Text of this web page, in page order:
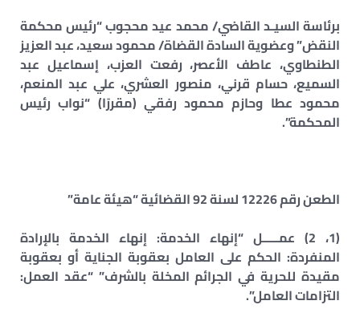
برئاسة السيـد القاضي/ محمد عيد محجوب “رئيس محكمة
النقض” وعضوية السادة القضاة/ محمود سعيد، عبد العزيز
الطنطاوي، عاطف الأعصر، رفعت العزب، إسماعيل عبد
السميع، حسام قرني، منصور العشري، علي عبد المنعم،
محمود عطا وحازم محمود رفقي (مقررًا) “نواب رئيس
المحكمة”.
الطعن رقم 12226 لسنة 92 القضائية “هيئة عامة”
(1، 2) عمـــــل “إنهاء الخدمة: إنهاء الخدمة بالإرادة
المنفردة: الحكم على العامل بعقوبة الجناية أو بعقوبة
مقيدة للحرية في الجرائم المخلة بالشرف” “عقد العمل:
التزامات العامل”.